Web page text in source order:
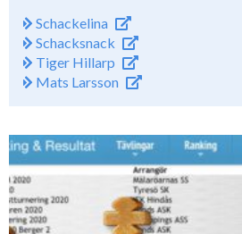
Schackelina
Schacksnack
Tiger Hillarp
Mats Larsson